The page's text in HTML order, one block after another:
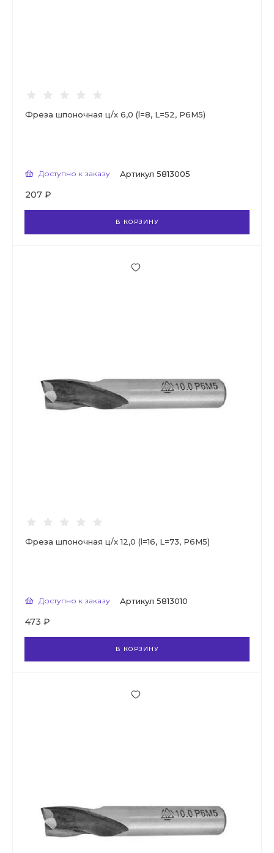
Фреза шпоночная ц/х 6,0 (l=8, L=52, Р6М5)
Доступно к заказу Артикул 5813005
207 ₽
В КОРЗИНУ
Фреза шпоночная ц/х 12,0 (l=16, L=73, Р6М5)
Доступно к заказу Артикул 5813010
473 ₽
В КОРЗИНУ